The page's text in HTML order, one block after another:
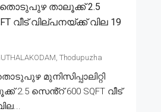
തൊടുപുഴ താലൂക്ക് 2.5
വീട് വില്പനയ്ക്ക് വില 19
Thodupuzha
മുനിസിപ്പാലിറ്റി
സെൻ്റ് 600 SQFT വീട്